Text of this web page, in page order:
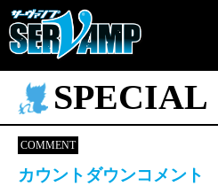
SPECIAL
COMMENT
カウントダウンコメント